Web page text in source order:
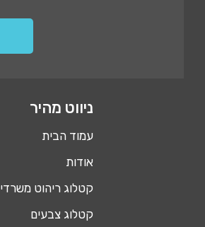
ניווט מהיר
עמוד הבית
אודות
קטלוג ריהוט משרדי
קטלוג צבעים